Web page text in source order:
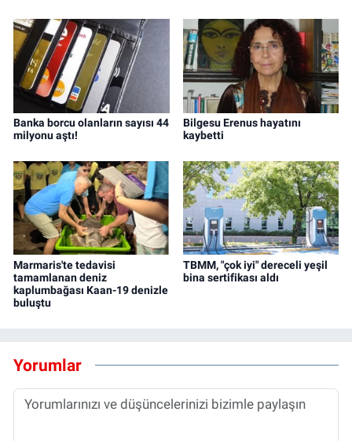
Banka borcu olanların sayısı 44
milyonu aştı!
Bilgesu Erenus hayatını
kaybetti
Marmaris'te tedavisi
tamamlanan deniz
kaplumbağası Kaan-19 denizle
buluştu
TBMM, "çok iyi" dereceli yeşil
bina sertifikası aldı
Yorumlar